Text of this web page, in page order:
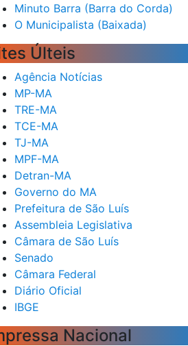
Minuto Barra (Barra do Corda)
O Municipalista (Baixada)
Últeis
Agência Notícias
MP-MA
TRE-MA
TCE-MA
TJ-MA
MPF-MA
Detran-MA
Governo do MA
Prefeitura de São Luís
Assembleia Legislativa
Câmara de São Luís
Senado
Câmara Federal
Diário Oficial
IBGE
Nacional